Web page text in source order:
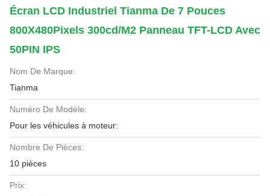
Écran LCD Industriel Tianma De 7 Pouces
800X480Pixels 300cd/M2 Panneau TFT-LCD Avec
50PIN IPS
Nom De Marque:
Tianma
Numéro De Modèle:
Pour les véhicules à moteur:
Nombre De Pièces:
10 pièces
Prix: